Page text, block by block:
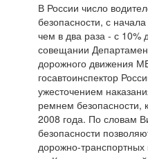
В России число
безопасности, с
чем в два раза - с 10%
совещании
дорожного движения
госавтоинспектор
ужесточением
ремнем безопасности,
2008 года. По словам
безопасности
дорожно-